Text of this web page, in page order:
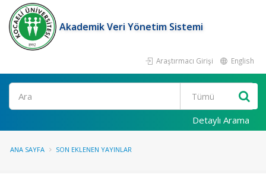
Akademik Veri Yönetim Sistemi
Araştırmacı Girişi English
Ara
Detaylı Arama
ANA SAYFA SON EKLENEN YAYINLAR